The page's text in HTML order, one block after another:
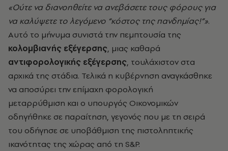
«Ούτε να διανοηθείτε να ανεβάσετε τους φόρους για
να καλύψετε το λεγόμενο “κόστος της πανδημίας!”».
Αυτό το μήνυμα συνιστά την πεμπτουσία της
κολομβιανής εξέγερσης, μιας καθαρά
αντιφορολογικής εξέγερσης, τουλάχιστον στα
αρχικά της στάδια. Τελικά η κυβέρνηση αναγκάσθηκε
να αποσύρει την επίμαχη φορολογική
μεταρρύθμιση και ο υπουργός Οικονομικών
οδηγήθηκε σε παραίτηση, γεγονός που με τη σειρά
του οδήγησε σε υποβάθμιση της πιστοληπτικής
ικανότητας της χώρας από τη S&P.